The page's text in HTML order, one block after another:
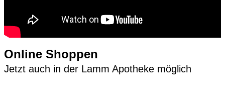
Online Shoppen
Jetzt auch in der Lamm Apotheke möglich